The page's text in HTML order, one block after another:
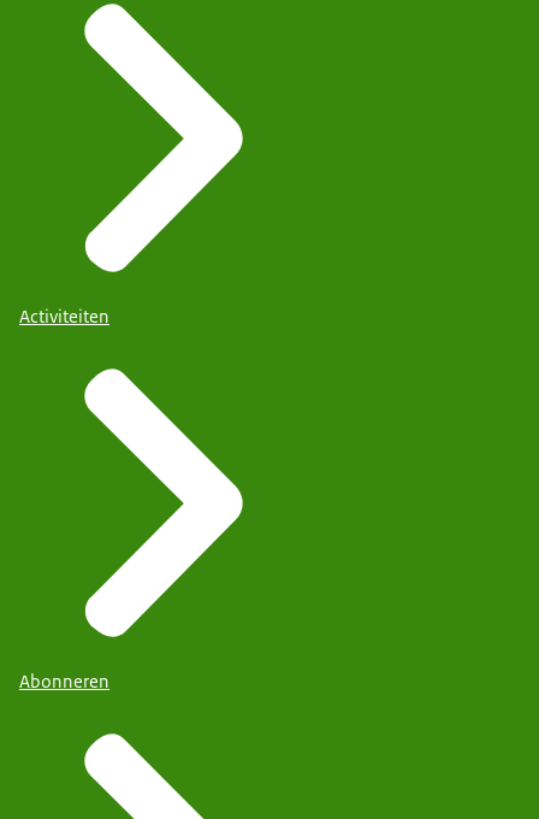
Activiteiten
Abonneren